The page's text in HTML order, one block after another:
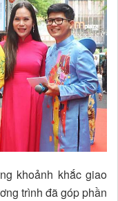
khoảnh khắc giao
trình đã góp phần